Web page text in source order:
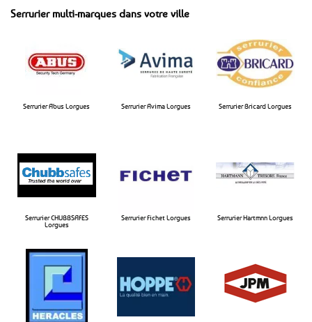
Serrurier multi-marques dans votre ville
Serrurier Abus Lorgues Serrurier Avima Lorgues​ Serrurier Bricard Lorgues​
Serrurier CHUBBSAFES
Lorgues​
Serrurier Fichet Lorgues​ Serrurier Hartmnn Lorgues​